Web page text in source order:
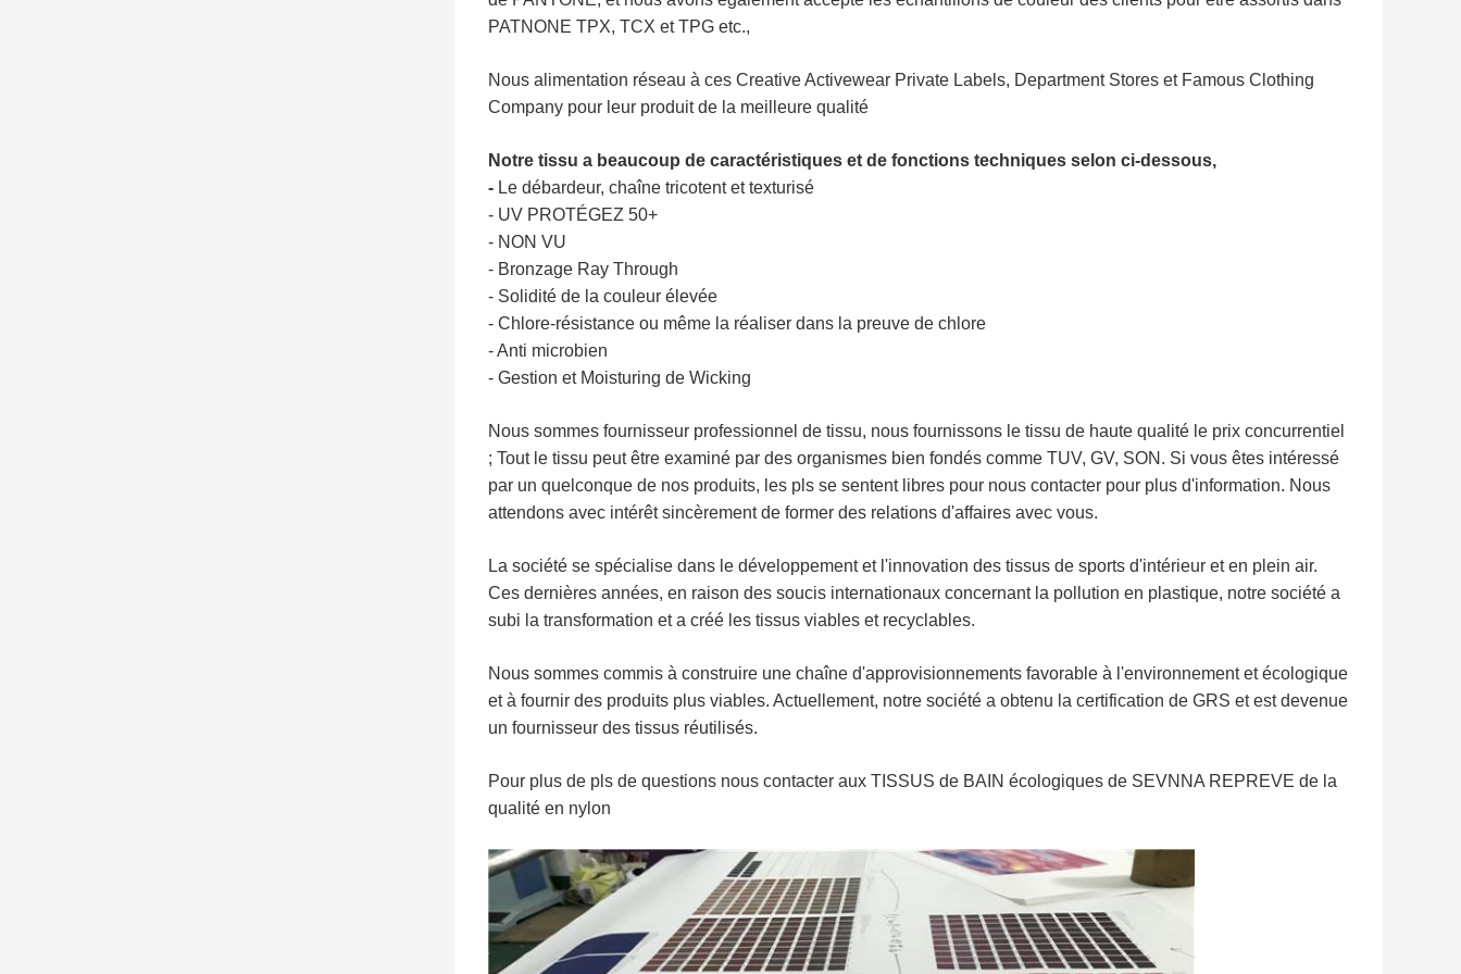
PATNONE TPX, TCX et TPG etc.,
Nous alimentation réseau à ces Creative Activewear Private Labels, Department Stores et Famous Clothing
Company pour leur produit de la meilleure qualité
Notre tissu a beaucoup de caractéristiques et de fonctions techniques selon ci-dessous,
- Le débardeur, chaîne tricotent et texturisé
- UV PROTÉGEZ 50+
- NON VU
- Bronzage Ray Through
- Solidité de la couleur élevée
- Chlore-résistance ou même la réaliser dans la preuve de chlore
- Anti microbien
- Gestion et Moisturing de Wicking
Nous sommes fournisseur professionnel de tissu, nous fournissons le tissu de haute qualité le prix concurrentiel
; Tout le tissu peut être examiné par des organismes bien fondés comme TUV, GV, SON. Si vous êtes intéressé
par un quelconque de nos produits, les pls se sentent libres pour nous contacter pour plus d'information. Nous
attendons avec intérêt sincèrement de former des relations d'affaires avec vous.
La société se spécialise dans le développement et l'innovation des tissus de sports d'intérieur et en plein air.
Ces dernières années, en raison des soucis internationaux concernant la pollution en plastique, notre société a
subi la transformation et a créé les tissus viables et recyclables.
Nous sommes commis à construire une chaîne d'approvisionnements favorable à l'environnement et écologique
et à fournir des produits plus viables. Actuellement, notre société a obtenu la certification de GRS et est devenue
un fournisseur des tissus réutilisés.
Pour plus de pls de questions nous contacter aux TISSUS de BAIN écologiques de SEVNNA REPREVE de la
qualité en nylon